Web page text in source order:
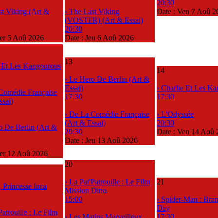
Viking (Art &
5 Aoû 2026
› The Last Viking
(VOSTFR) (Art & Essai)
20:30
Date : Jeu 6 Aoû 2026
20:30
Date : Ven 7 Aoû
Les Kangourous
Française
De Berlin (Art &
12 Aoû 2026
13
› Le Hero De Berlin (Art &
Essai)
17:30
› De La Comédie Française
(Art & Essai)
20:30
Date : Jeu 13 Aoû 2026
14
› Charlie Et Les
17:30
› L'Odyssée
20:30
Date : Ven 14 Aoû
Princesse Inca
: Le Film
20
› La Pat'Patrouille : Le Film
Mission Dino
15:00
21
› Spider-Man :
Day